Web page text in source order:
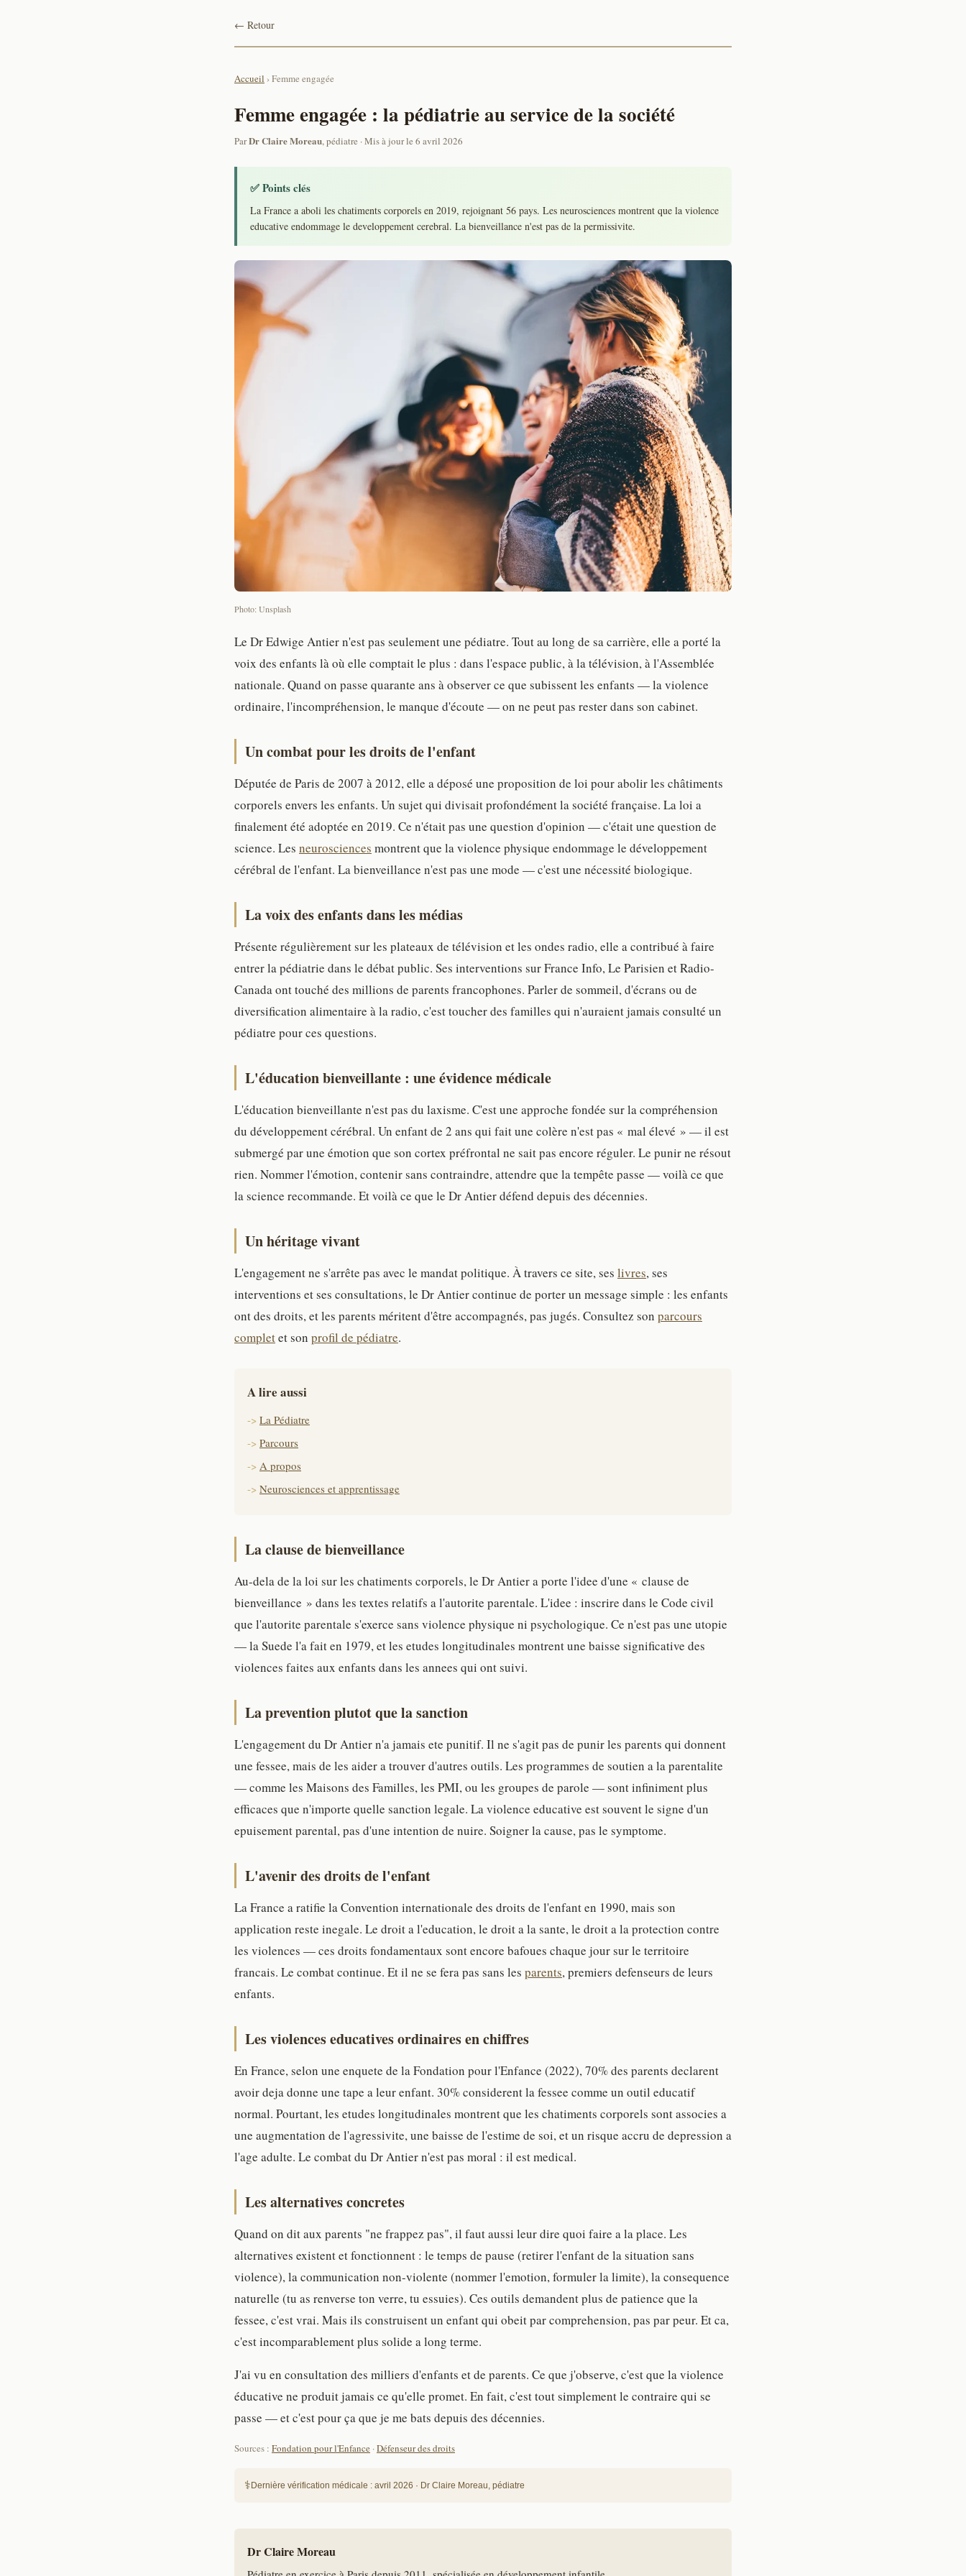
← Retour
Accueil › Femme engagée
Femme engagée : la pédiatrie au service de la société
ParDr Claire Moreau, pédiatre · Mis à jour le 6 avril 2026
✅ Points clés
La France a aboli les chatiments corporels en 2019, rejoignant 56 pays. Les neurosciences montrent que la violence
educative endommage le developpement cerebral. La bienveillance n'est pas de la permissivite.
Photo: Unsplash
Le Dr Edwige Antier n'est pas seulement une pédiatre. Tout au long de sa carrière, elle a porté la
voix des enfants là où elle comptait le plus : dans l'espace public, à la télévision, à l'Assemblée
nationale. Quand on passe quarante ans à observer ce que subissent les enfants — la violence
ordinaire, l'incompréhension, le manque d'écoute — on ne peut pas rester dans son cabinet.
Un combat pour les droits de l'enfant
Députée de Paris de 2007 à 2012, elle a déposé une proposition de loi pour abolir les châtiments
corporels envers les enfants. Un sujet qui divisait profondément la société française. La loi a
finalement été adoptée en 2019. Ce n'était pas une question d'opinion — c'était une question de
science. Les neurosciences montrent que la violence physique endommage le développement
cérébral de l'enfant. La bienveillance n'est pas une mode — c'est une nécessité biologique.
La voix des enfants dans les médias
Présente régulièrement sur les plateaux de télévision et les ondes radio, elle a contribué à faire
entrer la pédiatrie dans le débat public. Ses interventions sur France Info, Le Parisien et Radio-
Canada ont touché des millions de parents francophones. Parler de sommeil, d'écrans ou de
diversification alimentaire à la radio, c'est toucher des familles qui n'auraient jamais consulté un
pédiatre pour ces questions.
L'éducation bienveillante : une évidence médicale
L'éducation bienveillante n'est pas du laxisme. C'est une approche fondée sur la compréhension
du développement cérébral. Un enfant de 2 ans qui fait une colère n'est pas « mal élevé » — il est
submergé par une émotion que son cortex préfrontal ne sait pas encore réguler. Le punir ne résout
rien. Nommer l'émotion, contenir sans contraindre, attendre que la tempête passe — voilà ce que
la science recommande. Et voilà ce que le Dr Antier défend depuis des décennies.
Un héritage vivant
L'engagement ne s'arrête pas avec le mandat politique. À travers ce site, ses livres, ses
interventions et ses consultations, le Dr Antier continue de porter un message simple : les enfants
ont des droits, et les parents méritent d'être accompagnés, pas jugés. Consultez son parcours
completet son profil de pédiatre.
A lire aussi
La Pédiatre
Parcours
A propos
Neurosciences et apprentissage
La clause de bienveillance
Au-dela de la loi sur les chatiments corporels, le Dr Antier a porte l'idee d'une « clause de
bienveillance » dans les textes relatifs a l'autorite parentale. L'idee : inscrire dans le Code civil
que l'autorite parentale s'exerce sans violence physique ni psychologique. Ce n'est pas une utopie
— la Suede l'a fait en 1979, et les etudes longitudinales montrent une baisse significative des
violences faites aux enfants dans les annees qui ont suivi.
La prevention plutot que la sanction
L'engagement du Dr Antier n'a jamais ete punitif. Il ne s'agit pas de punir les parents qui donnent
une fessee, mais de les aider a trouver d'autres outils. Les programmes de soutien a la parentalite
— comme les Maisons des Familles, les PMI, ou les groupes de parole — sont infiniment plus
efficaces que n'importe quelle sanction legale. La violence educative est souvent le signe d'un
epuisement parental, pas d'une intention de nuire. Soigner la cause, pas le symptome.
L'avenir des droits de l'enfant
La France a ratifie la Convention internationale des droits de l'enfant en 1990, mais son
application reste inegale. Le droit a l'education, le droit a la sante, le droit a la protection contre
les violences — ces droits fondamentaux sont encore bafoues chaque jour sur le territoire
francais. Le combat continue. Et il ne se fera pas sans les parents, premiers defenseurs de leurs
enfants.
Les violences educatives ordinaires en chiffres
En France, selon une enquete de la Fondation pour l'Enfance (2022), 70% des parents declarent
avoir deja donne une tape a leur enfant. 30% considerent la fessee comme un outil educatif
normal. Pourtant, les etudes longitudinales montrent que les chatiments corporels sont associes a
une augmentation de l'agressivite, une baisse de l'estime de soi, et un risque accru de depression a
l'age adulte. Le combat du Dr Antier n'est pas moral : il est medical.
Les alternatives concretes
Quand on dit aux parents "ne frappez pas", il faut aussi leur dire quoi faire a la place. Les
alternatives existent et fonctionnent : le temps de pause (retirer l'enfant de la situation sans
violence), la communication non-violente (nommer l'emotion, formuler la limite), la consequence
naturelle (tu as renverse ton verre, tu essuies). Ces outils demandent plus de patience que la
fessee, c'est vrai. Mais ils construisent un enfant qui obeit par comprehension, pas par peur. Et ca,
c'est incomparablement plus solide a long terme.
J'ai vu en consultation des milliers d'enfants et de parents. Ce que j'observe, c'est que la violence
éducative ne produit jamais ce qu'elle promet. En fait, c'est tout simplement le contraire qui se
passe — et c'est pour ça que je me bats depuis des décennies.
Sources : Fondation pour l'Enfance ·Défenseur des droits
Dernière vérification médicale : avril 2026 · Dr Claire Moreau, pédiatre
Dr Claire Moreau